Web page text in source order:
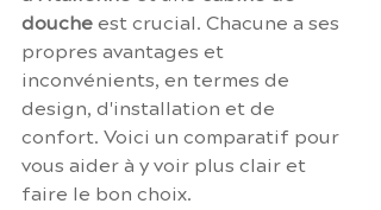
douche est crucial. Chacune a ses
propres avantages et
inconvénients, en termes de
design, d'installation et de
confort. Voici un comparatif pour
vous aider à y voir plus clair et
faire le bon choix.